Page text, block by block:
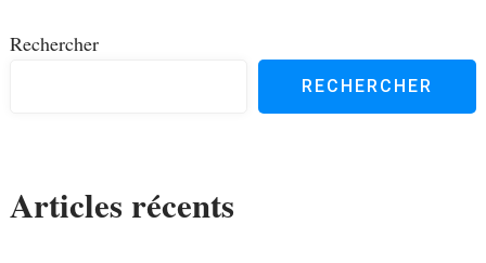
Rechercher
RECHERCHER
Articles récents